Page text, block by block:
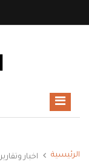
الرئيسية اخبار وتقارير